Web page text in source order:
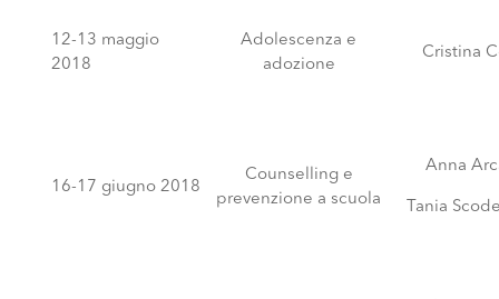
12-13 maggio
2018
Adolescenza e
adozione
Cristina
16-17 giugno 2018
Counselling e
prevenzione a scuola
Anna
Tania